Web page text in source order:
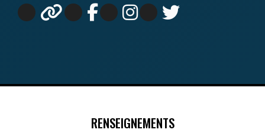
RENSEIGNEMENTS